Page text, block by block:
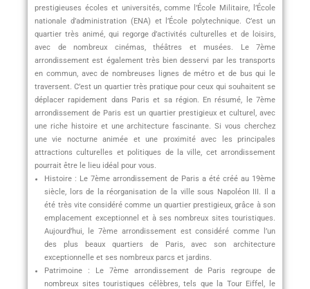
prestigieuses écoles et universités, comme l’École Militaire, l’École
nationale d’administration (ENA) et l’École polytechnique. C’est un
quartier très animé, qui regorge d’activités culturelles et de loisirs,
avec de nombreux cinémas, théâtres et musées. Le 7ème
arrondissement est également très bien desservi par les transports
en commun, avec de nombreuses lignes de métro et de bus qui le
traversent. C’est un quartier très pratique pour ceux qui souhaitent se
déplacer rapidement dans Paris et sa région. En résumé, le 7ème
arrondissement de Paris est un quartier prestigieux et culturel, avec
une riche histoire et une architecture fascinante. Si vous cherchez
une vie nocturne animée et une proximité avec les principales
attractions culturelles et politiques de la ville, cet arrondissement
pourrait être le lieu idéal pour vous.
Histoire : Le 7ème arrondissement de Paris a été créé au 19ème
siècle, lors de la réorganisation de la ville sous Napoléon III. Il a
été très vite considéré comme un quartier prestigieux, grâce à son
emplacement exceptionnel et à ses nombreux sites touristiques.
Aujourd’hui, le 7ème arrondissement est considéré comme l’un
des plus beaux quartiers de Paris, avec son architecture
exceptionnelle et ses nombreux parcs et jardins.
Patrimoine : Le 7ème arrondissement de Paris regroupe de
nombreux sites touristiques célèbres, tels que la Tour Eiffel, le